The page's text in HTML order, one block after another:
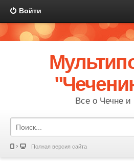
Войти
Все о Чечне и
Полная версия сайта